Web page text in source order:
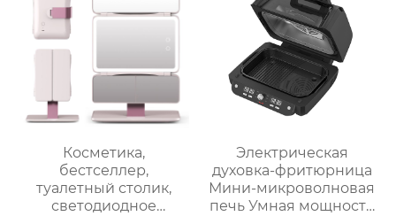
Косметика,
бестселлер,
туалетный столик,
светодиодное
Электрическая
духовка-фритюрница
Мини-микроволновая
печь Умная мощность